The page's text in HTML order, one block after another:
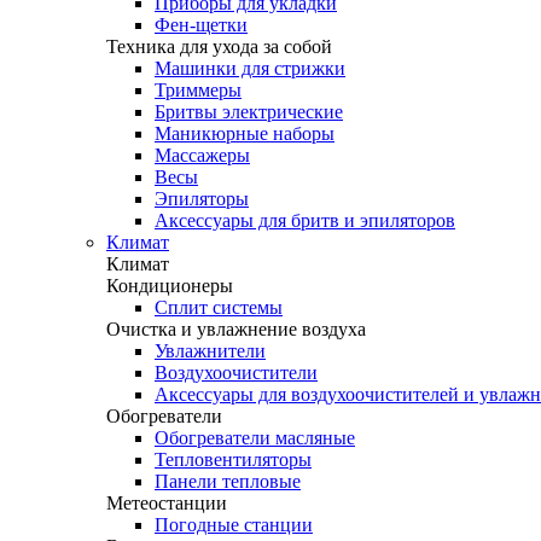
Фен-щетки
Техника для ухода за собой
Машинки для стрижки
Триммеры
Бритвы электрические
Маникюрные наборы
Массажеры
Весы
Эпиляторы
Аксессуары для бритв и эпиляторов
Климат
Климат
Кондиционеры
Сплит системы
Очистка и увлажнение воздуха
Увлажнители
Воздухоочистители
Аксессуары для воздухоочистителей и
Обогреватели
Обогреватели масляные
Тепловентиляторы
Панели тепловые
Метеостанции
Погодные станции